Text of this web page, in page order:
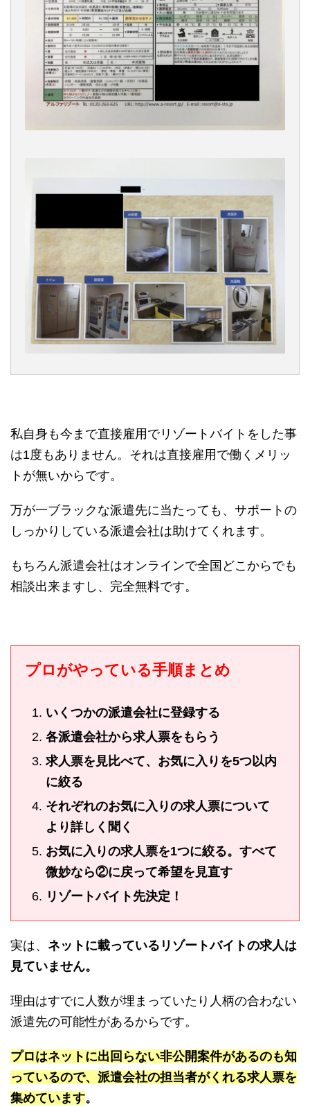
私自身も今まで直接雇用でリゾートバイトをした事
は1度もありません。それは直接雇用で働くメリッ
トが無いからです。
万が一ブラックな派遣先に当たっても、サポートの
しっかりしている派遣会社は助けてくれます。
もちろん派遣会社はオンラインで全国どこからでも
相談出来ますし、完全無料です。
プロがやっている手順まとめ
いくつかの派遣会社に登録する
各派遣会社から求人票をもらう
求人票を見比べて、お気に入りを5つ以内
に絞る
それぞれのお気に入りの求人票について
より詳しく聞く
お気に入りの求人票を1つに絞る。すべて
微妙なら②に戻って希望を見直す
リゾートバイト先決定！
実は、 ネットに載っているリゾートバイトの求人は
見ていません。
理由はすでに人数が埋まっていたり人柄の合わない
派遣先の可能性があるからです。
プロはネットに出回らない非公開案件があるのも知
っているので、派遣会社の担当者がくれる求人票を
集めています。